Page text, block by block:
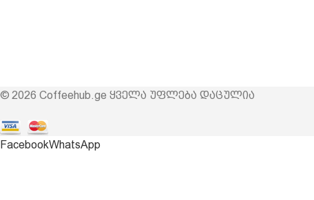
© 2026 Coffeehub.ge ყველა უფლება დაცულია
FacebookWhatsApp